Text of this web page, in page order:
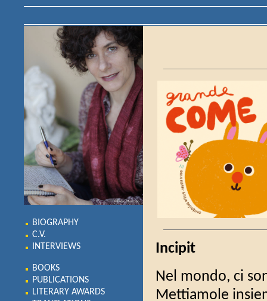
BIOGRAPHY
C.V.
INTERVIEWS
BOOKS
PUBLICATIONS
LITERARY AWARDS
Incipit
Nel mondo, ci
Mettiamole